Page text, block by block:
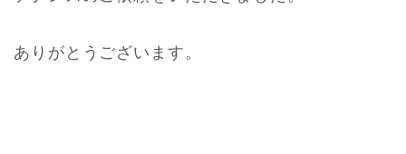
ありがとうございます。